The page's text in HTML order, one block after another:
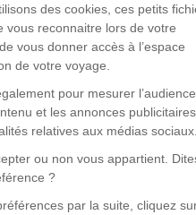
des cookies, ces petits
vous reconnaitre lors de votre
vous donner accès à l’espace
de votre voyage.
pour mesurer l’audience,
et les annonces
relatives aux médias sociaux.
ou non vous appartient.
?
par la suite, cliquez